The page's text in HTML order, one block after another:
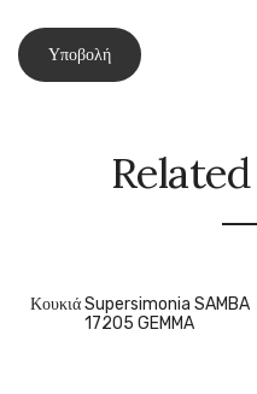
Κουκιά Supersimonia SAMBA
17205 GEMMA